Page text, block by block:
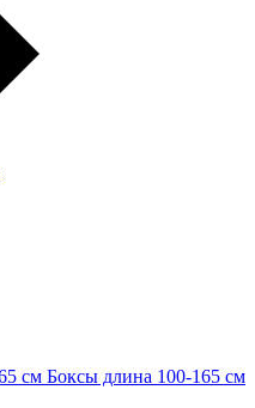
Боксы длина 100-165 см